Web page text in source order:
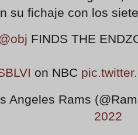
su fichaje con los
FINDS THE
on NBC
Angeles Rams
2022